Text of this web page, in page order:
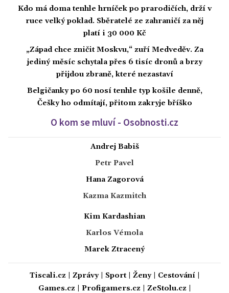
Kdo má doma tenhle hrníček po prarodičích, drží v
ruce velký poklad. Sběratelé ze zahraničí za něj
platí i 30 000 Kč
„Západ chce zničit Moskvu,“ zuří Medveděv. Za
jediný měsíc schytala přes 6 tisíc dronů a brzy
přijdou zbraně, které nezastaví
Belgičanky po 60 nosí tenhle typ košile denně,
Češky ho odmítají, přitom zakryje bříško
O kom se mluví - Osobnosti.cz
Andrej Babiš
Petr Pavel
Hana Zagorová
Kazma Kazmitch
Kim Kardashian
Karlos Vémola
Marek Ztracený
Tiscali.cz Zprávy| Sport| Ženy| Cestování|
Games.cz
Profigamers.cz ZeStolu.cz